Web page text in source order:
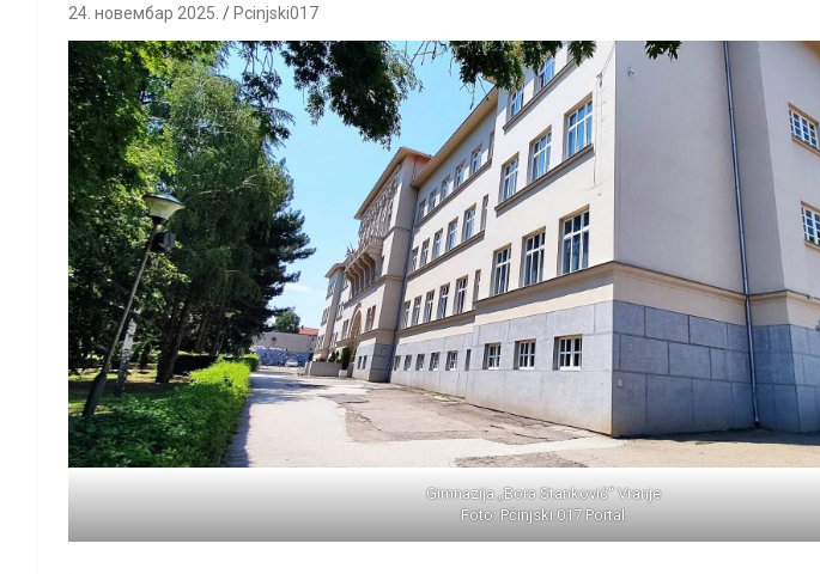
24. новембар 2025. Pcinjski017
Gimnazija „Bora Stanković“ Vranje
Foto: Pčinjski 017 Portal